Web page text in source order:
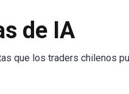
de IA
que los traders chilenos